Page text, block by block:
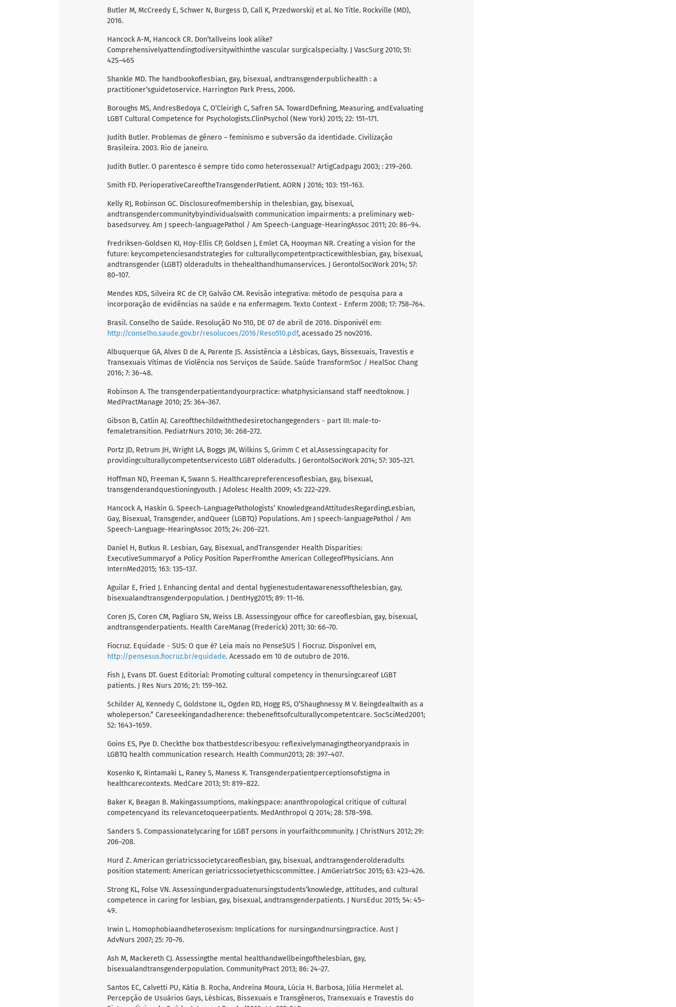
Butler M, McCreedy E, Schwer N, Burgess D, Call K, PrzedworskiJ et al. No Title. Rockville (MD),
2016.
Hancock A-M, Hancock CR. Don’tallveins look alike?
Comprehensivelyattendingtodiversitywithinthe vascular surgicalspecialty. J VascSurg 2010; 51:
42S–46S
Shankle MD. The handbookoflesbian, gay, bisexual, andtransgenderpublichealth : a
practitioner’sguidetoservice. Harrington Park Press, 2006.
Boroughs MS, AndresBedoya C, O’Cleirigh C, Safren SA. TowardDefining, Measuring, andEvaluating
LGBT Cultural Competence for Psychologists.ClinPsychol (New York) 2015; 22: 151–171.
Judith Butler. Problemas de gênero – feminismo e subversão da identidade. Civilização
Brasileira. 2003. Rio de janeiro.
Judith Butler. O parentesco é sempre tido como heterossexual? ArtigCadpagu 2003; : 219–260.
Smith FD. PerioperativeCareoftheTransgenderPatient. AORN J 2016; 103: 151–163.
Kelly RJ, Robinson GC. Disclosureofmembership in thelesbian, gay, bisexual,
andtransgendercommunitybyindividualswith communication impairments: a preliminary web-
basedsurvey. Am J speech-languagePathol / Am Speech-Language-HearingAssoc 2011; 20: 86–94.
Fredriksen-Goldsen KI, Hoy-Ellis CP, Goldsen J, Emlet CA, Hooyman NR. Creating a vision for the
future: keycompetenciesandstrategies for culturallycompetentpracticewithlesbian, gay, bisexual,
andtransgender (LGBT) olderadults in thehealthandhumanservices. J GerontolSocWork 2014; 57:
80–107.
Mendes KDS, Silveira RC de CP, Galvão CM. Revisão integrativa: método de pesquisa para a
incorporação de evidências na saúde e na enfermagem. Texto Context - Enferm 2008; 17: 758–764.
Brasil. Conselho de Saúde. ResoluçãO No 510, DE 07 de abril de 2016. Disponivél em:
http://conselho.saude.gov.br/resolucoes/2016/Reso510.pdf, acessado 25 nov2016.
Albuquerque GA, Alves D de A, Parente JS. Assistência a Lésbicas, Gays, Bissexuais, Travestis e
Transexuais Vítimas de Violência nos Serviços de Saúde. Saúde TransformSoc / HealSoc Chang
2016; 7: 36–48.
Robinson A. The transgenderpatientandyourpractice: whatphysiciansand staff needtoknow. J
MedPractManage 2010; 25: 364–367.
Gibson B, Catlin AJ. Careofthechildwiththedesiretochangegenders - part III: male-to-
femaletransition. PediatrNurs 2010; 36: 268–272.
Portz JD, Retrum JH, Wright LA, Boggs JM, Wilkins S, Grimm C et al.Assessingcapacity for
providingculturallycompetentservicesto LGBT olderadults. J GerontolSocWork 2014; 57: 305–321.
Hoffman ND, Freeman K, Swann S. Healthcarepreferencesoflesbian, gay, bisexual,
transgenderandquestioningyouth. J Adolesc Health 2009; 45: 222–229.
Hancock A, Haskin G. Speech-LanguagePathologists’ KnowledgeandAttitudesRegardingLesbian,
Gay, Bisexual, Transgender, andQueer (LGBTQ) Populations. Am J speech-languagePathol / Am
Speech-Language-HearingAssoc 2015; 24: 206–221.
Daniel H, Butkus R. Lesbian, Gay, Bisexual, andTransgender Health Disparities:
ExecutiveSummaryof a Policy Position PaperFromthe American CollegeofPhysicians. Ann
InternMed2015; 163: 135–137.
Aguilar E, Fried J. Enhancing dental and dental hygienestudentawarenessofthelesbian, gay,
bisexualandtransgenderpopulation. J DentHyg2015; 89: 11–16.
Coren JS, Coren CM, Pagliaro SN, Weiss LB. Assessingyour office for careoflesbian, gay, bisexual,
andtransgenderpatients. Health CareManag (Frederick) 2011; 30: 66–70.
Fiocruz. Equidade - SUS: O que é? Leia mais no PenseSUS | Fiocruz. Disponível em,
http://pensesus.fiocruz.br/equidade. Acessado em 10 de outubro de 2016.
Fish J, Evans DT. Guest Editorial: Promoting cultural competency in thenursingcareof LGBT
patients. J Res Nurs 2016; 21: 159–162.
Schilder AJ, Kennedy C, Goldstone IL, Ogden RD, Hogg RS, O’Shaughnessy M V. Beingdealtwith as a
wholeperson.” Careseekingandadherence: thebenefitsofculturallycompetentcare. SocSciMed2001;
52: 1643–1659.
Goins ES, Pye D. Checkthe box thatbestdescribesyou: reflexivelymanagingtheoryandpraxis in
LGBTQ health communication research. Health Commun2013; 28: 397–407.
Kosenko K, Rintamaki L, Raney S, Maness K. Transgenderpatientperceptionsofstigma in
healthcarecontexts. MedCare 2013; 51: 819–822.
Baker K, Beagan B. Makingassumptions, makingspace: ananthropological critique of cultural
competencyand its relevancetoqueerpatients. MedAnthropol Q 2014; 28: 578–598.
Sanders S. Compassionatelycaring for LGBT persons in yourfaithcommunity. J ChristNurs 2012; 29:
206–208.
Hurd Z. American geriatricssocietycareoflesbian, gay, bisexual, andtransgenderolderadults
position statement: American geriatricssocietyethicscommittee. J AmGeriatrSoc 2015; 63: 423–426.
Strong KL, Folse VN. Assessingundergraduatenursingstudents’knowledge, attitudes, and cultural
competence in caring for lesbian, gay, bisexual, andtransgenderpatients. J NursEduc 2015; 54: 45–
49.
Irwin L. Homophobiaandheterosexism: Implications for nursingandnursingpractice. Aust J
AdvNurs 2007; 25: 70–76.
Ash M, Mackereth CJ. Assessingthe mental healthandwellbeingofthelesbian, gay,
bisexualandtransgenderpopulation. CommunityPract 2013; 86: 24–27.
Santos EC, Calvetti PU, Kátia B. Rocha, Andreína Moura, Lúcia H. Barbosa, Júlia Hermelet al.
Percepção de Usuários Gays, Lésbicas, Bissexuais e Transgêneros, Transexuais e Travestis do